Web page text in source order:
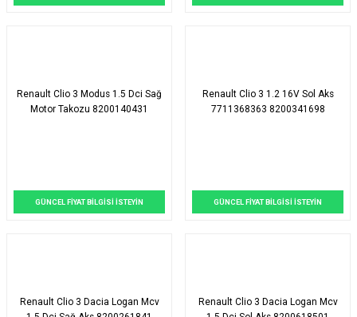
Renault Clio 3 Modus 1.5 Dci Sağ
Motor Takozu 8200140431
GÜNCEL FİYAT BİLGİSİ İSTEYİN
Renault Clio 3 1.2 16V Sol Aks
7711368363 8200341698
GÜNCEL FİYAT BİLGİSİ İSTEYİN
Renault Clio 3 Dacia Logan Mcv
Renault Clio 3 Dacia Logan Mcv